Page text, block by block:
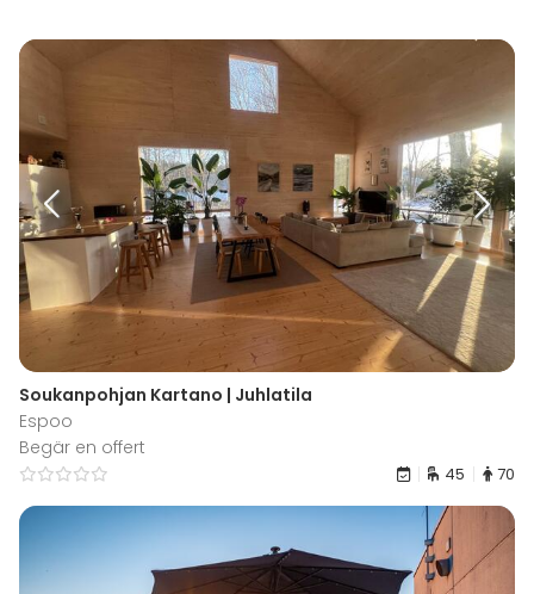
Soukanpohjan Kartano | Juhlatila
Espoo
Begär en offert
45 70